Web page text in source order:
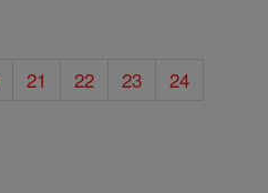
21 22 23
24